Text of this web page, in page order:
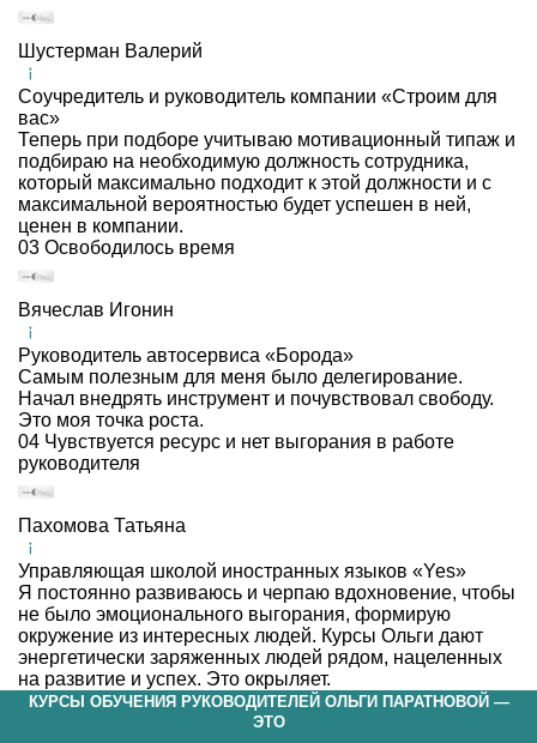
Шустерман Валерий
Соучредитель и руководитель компании «Строим для
вас»
Теперь при подборе учитываю мотивационный типаж и
подбираю на необходимую должность сотрудника,
который максимально подходит к этой должности и с
максимальной вероятностью будет успешен в ней,
ценен в компании.
03 Освободилось время
Вячеслав Игонин
Руководитель автосервиса «Борода»
Самым полезным для меня было делегирование.
Начал внедрять инструмент и почувствовал свободу.
Это моя точка роста.
04 Чувствуется ресурс и нет выгорания в работе
руководителя
Пахомова Татьяна
Управляющая школой иностранных языков «Yes»
Я постоянно развиваюсь и черпаю вдохновение, чтобы
не было эмоционального выгорания, формирую
окружение из интересных людей. Курсы Ольги дают
энергетически заряженных людей рядом, нацеленных
на развитие и успех. Это окрыляет.
КУРСЫ ОБУЧЕНИЯ РУКОВОДИТЕЛЕЙ ОЛЬГИ ПАРАТНОВОЙ —
ЭТО